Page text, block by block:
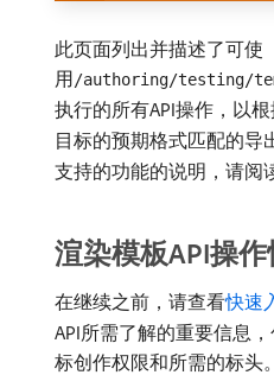
此页面列出并描述了可使
用/authoring/testing/
执行的所有API操作，以
目标的预期格式匹配的导
支持的功能的说明，请阅
渲染模板API操
在继续之前，请查看快速
API所需了解的重要信息
标创作权限和所需的标头。